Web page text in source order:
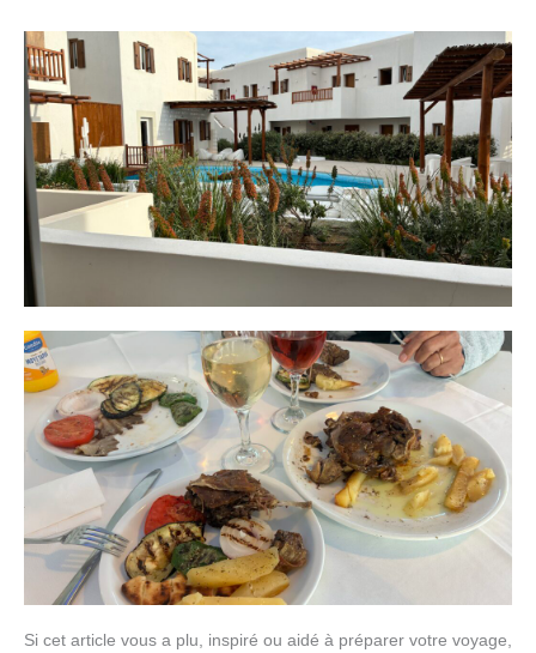
Si cet article vous a plu, inspiré ou aidé à préparer votre voyage,